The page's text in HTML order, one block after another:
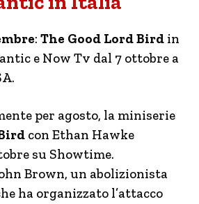
: The Good Lord Bird in
e Now Tv dal 7 ottobre a
per agosto, la miniserie
con Ethan Hawke
su Showtime.
Brown, un abolizionista
ha organizzato l’attacco